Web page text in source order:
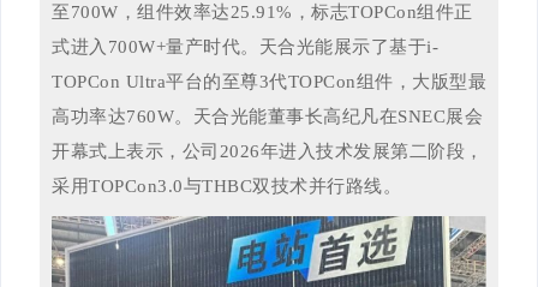
至700W，组件效率达25.91%，标志TOPCon组件正
式进入700W+量产时代。天合光能展示了基于i-
TOPCon Ultra平台的至尊3代TOPCon组件，大版型最
高功率达760W。天合光能董事长高纪凡在SNEC展会
开幕式上表示，公司2026年进入技术发展第二阶段，
采用TOPCon3.0与THBC双技术并行路线。